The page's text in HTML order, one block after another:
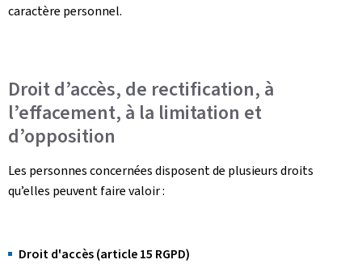
caractère personnel.
Droit d’accès, de rectification, à
l’effacement, à la limitation et
d’opposition
Les personnes concernées disposent de plusieurs droits
qu’elles peuvent faire valoir :
Droit d'accès (article 15 RGPD)